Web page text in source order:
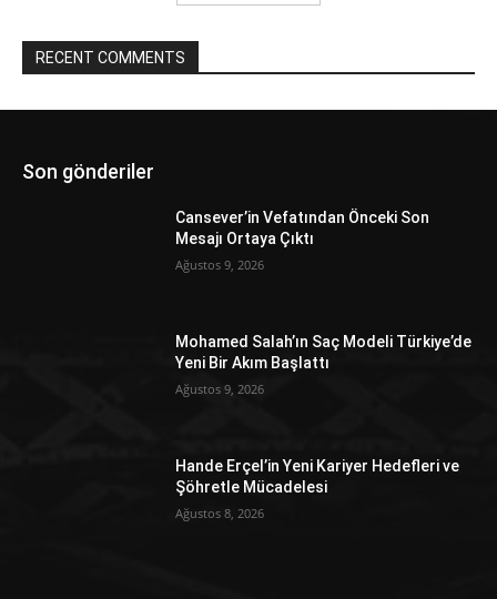
RECENT COMMENTS
Son gönderiler
Cansever’in Vefatından Önceki Son
Mesajı Ortaya Çıktı
Ağustos 9, 2026
Mohamed Salah’ın Saç Modeli Türkiye’de
Yeni Bir Akım Başlattı
Ağustos 9, 2026
Hande Erçel’in Yeni Kariyer Hedefleri ve
Şöhretle Mücadelesi
Ağustos 8, 2026